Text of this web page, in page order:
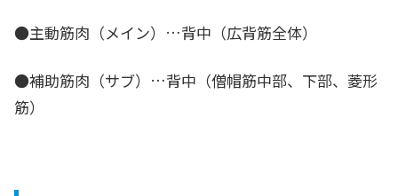
●主動筋肉（メイン）…背中（広背筋全体）
●補助筋肉（サブ）…背中（僧帽筋中部、下部、菱形
筋）